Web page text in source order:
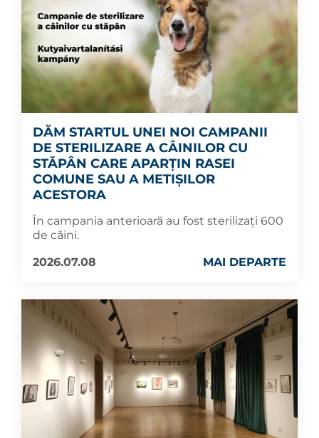
DĂM STARTUL UNEI NOI CAMPANII
DE STERILIZARE A CÂINILOR CU
STĂPÂN CARE APARȚIN RASEI
COMUNE SAU A METIȘILOR
ACESTORA
În campania anterioară au fost sterilizați 600
de câini.
2026.07.08
MAI DEPARTE